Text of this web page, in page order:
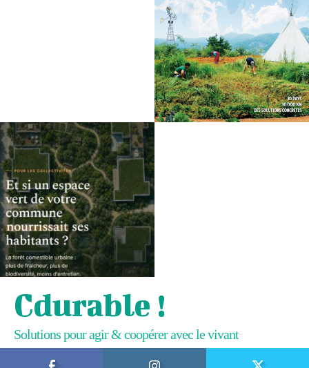
Cdurable !
Solutions pour agir & coopérer avec le vivant